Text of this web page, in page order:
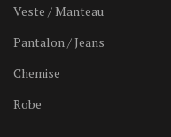
Veste / Manteau
Pantalon / Jeans
Chemise
Robe